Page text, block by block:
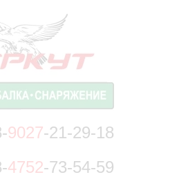
9027-21-29-18
4752-73-54-59